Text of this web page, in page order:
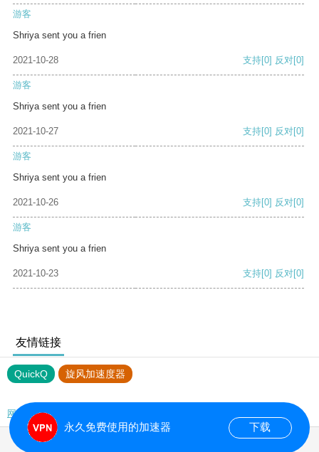
游客
Shriya sent you a frien
2021-10-28 支持[0] 反对[0]
游客
Shriya sent you a frien
2021-10-27 支持[0] 反对[0]
游客
Shriya sent you a frien
2021-10-26 支持[0] 反对[0]
游客
Shriya sent you a frien
2021-10-23 支持[0] 反对[0]
友情链接
QuickQ 旋风加速度器
网站地图
永久免费使用的加速器 下载